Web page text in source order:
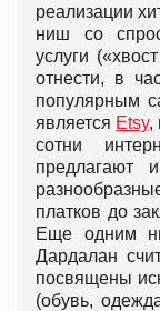
реализации
ниш со
услуги
отнести, в
популярным
является Etsy,
сотни
предлагают
платков до
Еще одним
Дардалан
посвящены
(обувь,